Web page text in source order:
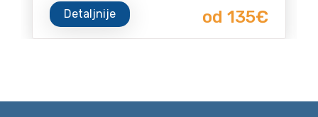
Detaljnije od 135€